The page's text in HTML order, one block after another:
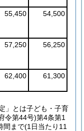
55,450 54,500
57,250 56,250
62,400 61,300
」とは子ども・子育
令第44号)第4条第1
間まで(1日当たり11